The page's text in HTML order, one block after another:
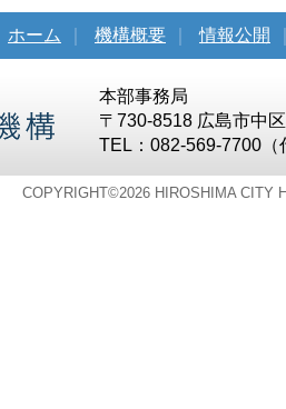
ホーム 機構概要 情報公開
本部事務局
〒730-8518 広島市中
TEL：082-569-7700
COPYRIGHT©2026 HIROSHIMA CITY